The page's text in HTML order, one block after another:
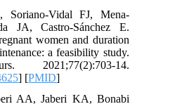
25. Vila‐Candel R, Soriano‐Vidal
Tudela D, Quesada JA,
Health literacy of pregnant women and
of breastfeeding maintenance: a
J Adv Nurs.
[DOI:10.1111/jan.14625
26. Mirjalili N, Jaberi AA, Jaberi